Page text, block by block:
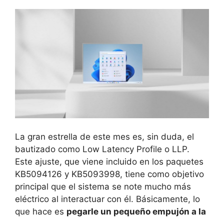
La gran estrella de este mes es, sin duda, el
bautizado como Low Latency Profile o LLP.
Este ajuste, que viene incluido en los paquetes
KB5094126 y KB5093998, tiene como objetivo
principal que el sistema se note mucho más
eléctrico al interactuar con él. Básicamente, lo
que hace es pegarle un pequeño empujón a la